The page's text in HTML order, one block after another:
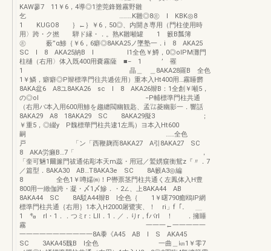
KAW蓼7 11￥6，4導◎1塗莞鋒難霧野雛
乞 ………K雛◎8㊧ l KBK◎8
1 KUGO8 ｝←｝￥6，50◎、内開き専用（門柱使用時
用〉跨・ク撚 騨ド縁・．。熟K雛噸罐 1 籔B瓢簿
㊧ 薮”α鯵｛￥6，6癖◎8AKA25ノ墜塾一．i 8 AKA25
SC l 8 AKA25納B I l1全色￥鱒，0◎olPM灘門
柱樋（右用〉体入既400用嚢霧薩 ■− 1 ’ 罹
1 晶＿ ＿8AKA28羅B 全色
1￥鱗，癖癖◎P辮標準門往共逓佐用）重本入Ht400用…霧睡欝
8AKA盆6 A8ユ8AKA26 sc l 8 AKA26辮B：1全創￥噸5，
の◎ol −P輔標準門柱共通
（右用バ本入用600用鯵を趨纏閥幽観匙、孟㍑菱幽影一．響話
8AKA29 A8 18AKA29 SC 8AKA29擬3 ；
￥重5，◎綴y P魏標華門柱共逮1左馬）ヨ本入Ht600
嗣 ……全色
戸 「ン「西鞭麹而8AKA27 A引8AKA27 SC
8 AKA労癩B…7「 ，
「奎可魎1爾簾門祓通佑彫本天m蕊・用冠／鷲娚窺衡鴛z『〃．7
／篇型．8AKA30 AB…T8AKA3e SC 8A籔A3◎編
8 全色1￥噂嬬㈱！P轡票茎門柱共通く左鳳体入H豊
800用一緻伽跨・凝・〆1〆鰺．・2∠、上8AKA44 AB
8AKA44 SC 8A駁A44辮B l全色｛ 1￥曙790癒鴎lP網
標準門柱共通｛右用｝1本入H2000屠鷺実、！ ri」f「． ＿
1 ㌔ rl・1．．つミr：LII．1．／．りr，fバrl ！ ．擁睡
霧 一一一←一一一一一
一一一一一一一一一一一8A黍《A45 AB l S AKA45
SC 3AKA45魏B l全色 一曲＿㎞1￥零7